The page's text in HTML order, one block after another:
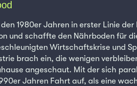
1980er Jahren in erster Linie
und schaffte den Nährboden für
Wirtschaftskrise und
brach ein, die wenigen
angeschaut. Mit der sich
Jahren Fahrt auf, als eine